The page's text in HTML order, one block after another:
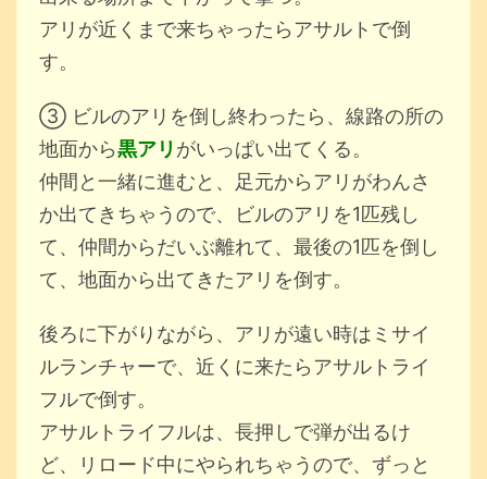
アリが近くまで来ちゃったらアサルトで倒
す。
③ ビルのアリを倒し終わったら、線路の所の
地面から黒アリ がいっぱい出てくる。
仲間と一緒に進むと、足元からアリがわんさ
か出てきちゃうので、ビルのアリを1匹残し
て、仲間からだいぶ離れて、最後の1匹を倒し
て、地面から出てきたアリを倒す。
後ろに下がりながら、アリが遠い時はミサイ
ルランチャーで、近くに来たらアサルトライ
フルで倒す。
アサルトライフルは、長押しで弾が出るけ
ど、リロード中にやられちゃうので、ずっと